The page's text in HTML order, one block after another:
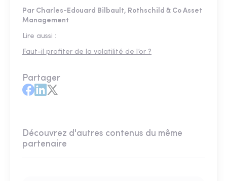
Par Charles-Edouard Bilbault, Rothschild & Co Asset
Management
Lire aussi :
Faut-il profiter de la volatilité de l’or ?
Partager
Découvrez d'autres contenus du même
partenaire